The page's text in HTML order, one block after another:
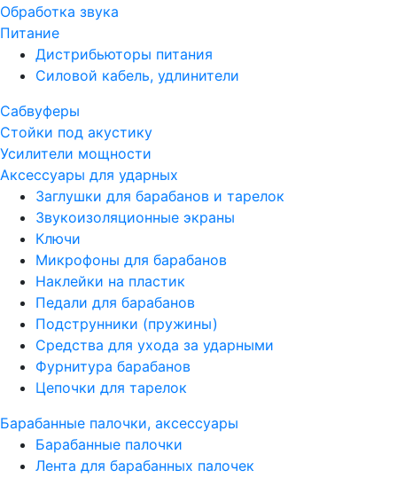
Обработка звука
Питание
Дистрибьюторы питания
Силовой кабель, удлинители
Сабвуферы
Стойки под акустику
Усилители мощности
Аксессуары для ударных
Заглушки для барабанов и тарелок
Звукоизоляционные экраны
Ключи
Микрофоны для барабанов
Наклейки на пластик
Педали для барабанов
Подструнники (пружины)
Средства для ухода за ударными
Фурнитура барабанов
Цепочки для тарелок
Барабанные палочки, аксессуары
Барабанные палочки
Лента для барабанных палочек